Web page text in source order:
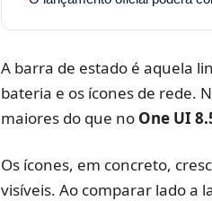
A barra de estado é aquela
bateria e os ícones de rede.
maiores do que no One UI
Os ícones, em concreto,
visíveis. Ao comparar lado a